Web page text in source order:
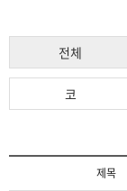
전체
코
제목